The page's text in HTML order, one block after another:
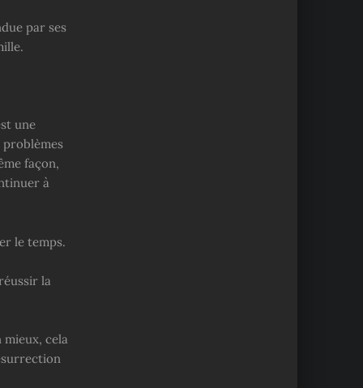
par ses
une
façon,
à
le temps.
la
mieux, cela